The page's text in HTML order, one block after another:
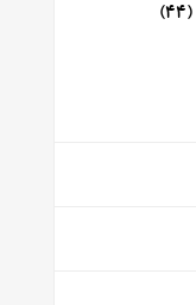
(44)